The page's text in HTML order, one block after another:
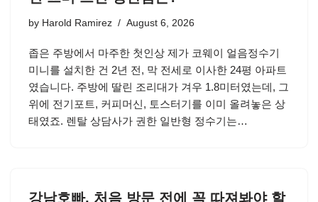
by Harold Ramirez August 6, 2026
좁은 주방에서 마주한 첫인상 제가 코웨이 얼음정수기
미니를 설치한 건 2년 전, 막 전세로 이사한 24평 아파트
였습니다. 주방에 딸린 조리대가 겨우 1.8미터였는데, 그
위에 전기포트, 커피머신, 토스터기를 이미 올려놓은 상
태였죠. 렌탈 상담사가 권한 일반형 정수기는…
강남호빠, 처음 방문 전에 꼭 따져봐야 할